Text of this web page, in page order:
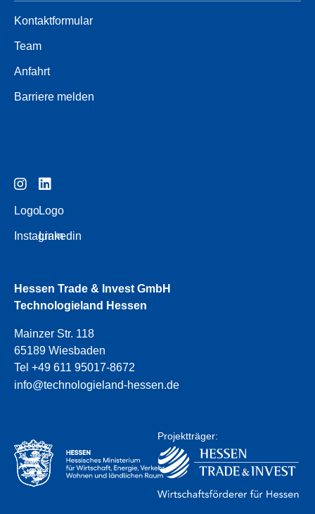
Kontaktformular
Team
Anfahrt
Barriere melden
Logo
Instagram
Logo
Linkedin
Hessen Trade & Invest GmbH
Technologieland Hessen
Mainzer Str. 118
65189 Wiesbaden
Tel +49 611 95017-8672
info@technologieland-hessen.de
Projektträger: